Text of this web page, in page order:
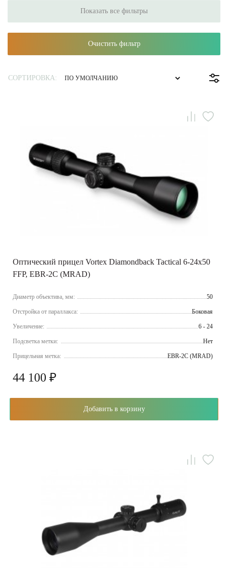
Показать все фильтры
Очистить фильтр
СОРТИРОВКА:
Оптический прицел Vortex Diamondback Tactical 6-24x50
FFP, EBR-2C (MRAD)
Диаметр объектива, мм: 50
Отстройка от параллакса: Боковая
Увеличение: 6 - 24
Подсветка метки: Нет
Прицельная метка: EBR-2C (MRAD)
44 100 ₽
Добавить в корзину